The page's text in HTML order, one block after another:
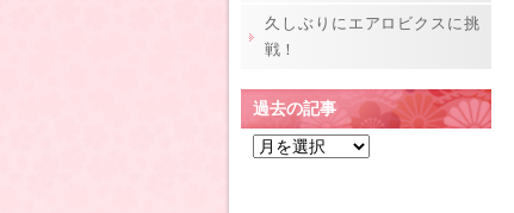
久しぶりにエアロビクスに挑
戦！
過去の記事